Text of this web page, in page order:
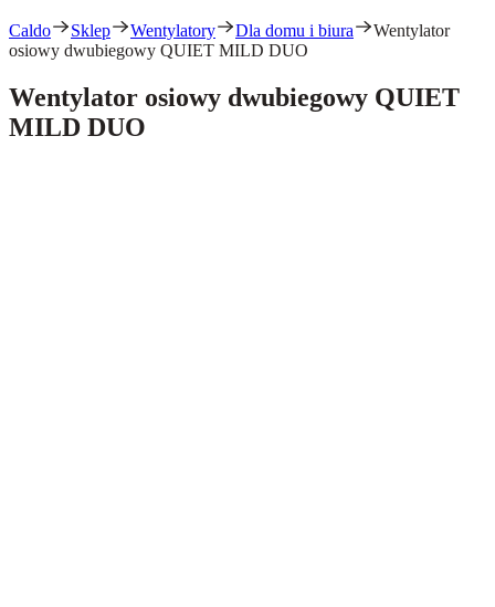
Caldo Sklep Wentylatory Dla domu i biura
Wentylator
osiowy dwubiegowy QUIET MILD DUO
Wentylator osiowy dwubiegowy QUIET
MILD DUO